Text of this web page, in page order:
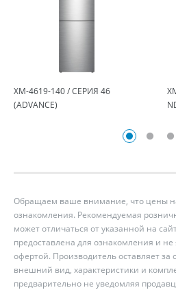
ХМ-4619-140 / СЕРИЯ 46
(ADVANCE)
Обращаем ваше внимание, что цены
ознакомления. Рекомендуемая
может отличаться от указанной на
предоставлена для ознакомления и не
офертой. Производитель оставляет за
внешний вид, характеристики и
предварительно не уведомляя